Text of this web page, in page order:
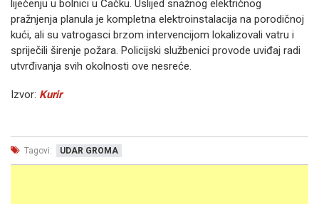
liječenju u bolnici u Čačku. Uslijed snažnog električnog
pražnjenja planula je kompletna elektroinstalacija na porodičnoj
kući, ali su vatrogasci brzom intervencijom lokalizovali vatru i
spriječili širenje požara. Policijski službenici provode uviđaj radi
utvrđivanja svih okolnosti ove nesreće.
Izvor: Kurir
Tagovi: UDAR GROMA